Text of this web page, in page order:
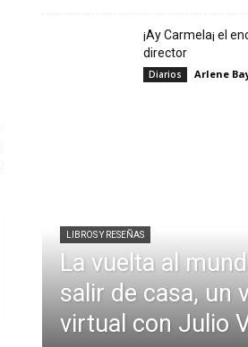
¡Ay Carmela¡ el
director
Diarios Arlene
LIBROS Y RESEÑAS
La vuelta al
salir de casa, un
virtual con Julio